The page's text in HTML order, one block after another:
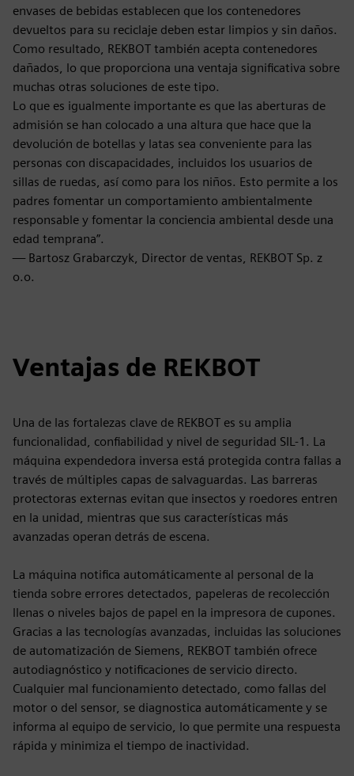
envases de bebidas establecen que los contenedores
devueltos para su reciclaje deben estar limpios y sin daños.
Como resultado, REKBOT también acepta contenedores
dañados, lo que proporciona una ventaja significativa sobre
muchas otras soluciones de este tipo.
Lo que es igualmente importante es que las aberturas de
admisión se han colocado a una altura que hace que la
devolución de botellas y latas sea conveniente para las
personas con discapacidades, incluidos los usuarios de
sillas de ruedas, así como para los niños. Esto permite a los
padres fomentar un comportamiento ambientalmente
responsable y fomentar la conciencia ambiental desde una
edad temprana”.
— Bartosz Grabarczyk, Director de ventas, REKBOT Sp. z
o.o.
Ventajas de REKBOT
Una de las fortalezas clave de REKBOT es su amplia
funcionalidad, confiabilidad y nivel de seguridad SIL-1. La
máquina expendedora inversa está protegida contra fallas a
través de múltiples capas de salvaguardas. Las barreras
protectoras externas evitan que insectos y roedores entren
en la unidad, mientras que sus características más
avanzadas operan detrás de escena.
La máquina notifica automáticamente al personal de la
tienda sobre errores detectados, papeleras de recolección
llenas o niveles bajos de papel en la impresora de cupones.
Gracias a las tecnologías avanzadas, incluidas las soluciones
de automatización de Siemens, REKBOT también ofrece
autodiagnóstico y notificaciones de servicio directo.
Cualquier mal funcionamiento detectado, como fallas del
motor o del sensor, se diagnostica automáticamente y se
informa al equipo de servicio, lo que permite una respuesta
rápida y minimiza el tiempo de inactividad.